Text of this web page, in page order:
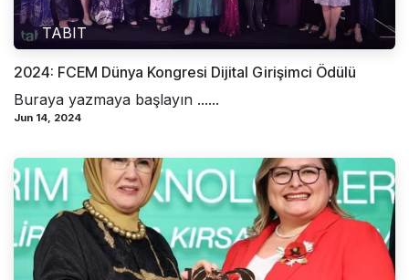
TABIT
2024: FCEM Dünya Kongresi Dijital Girişimci Ödülü
Buraya yazmaya başlayın ......
Jun 14, 2024